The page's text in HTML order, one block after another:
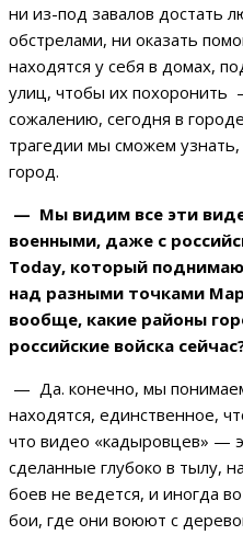
ни из-под завалов достать
обстрелами, ни оказать
находятся у себя в домах,
улиц, чтобы их похоронить
сожалению, сегодня в
трагедии мы сможем
город.
— Мы видим все эти
военными, даже с
Today, который
над разными точками
вообще, какие районы
российские войска
— Да. конечно, мы
находятся, единственное,
что видео «кадыровцев» —
сделанные глубоко в тылу,
боев не ведется, и иногда
бои, где они воюют с